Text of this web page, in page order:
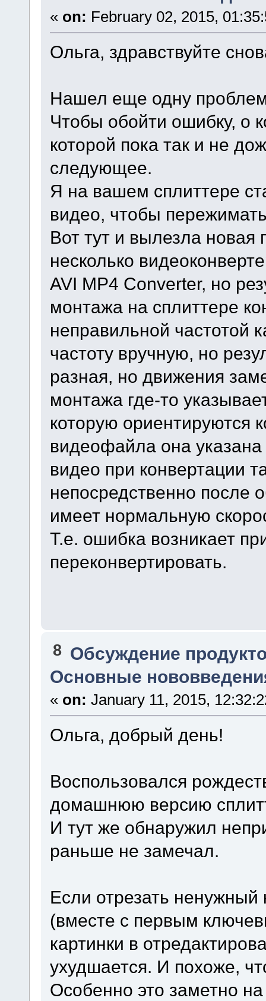
« on: February 02, 2015,
Ольга, здравствуйте
Нашел еще одну
Чтобы обойти ошибку, о
которой пока так и не
следующее.
Я на вашем сплиттере
видео, чтобы
Вот тут и вылезла
несколько
AVI MP4 Converter, но
монтажа на сплиттере
неправильной частотой
частоту вручную, но
разная, но движения
монтажа где-то
которую ориентируются
видеофайла она
видео при конвертации
непосредственно после
имеет нормальную
Т.е. ошибка возникает
переконвертировать.
8 Обсуждение
Основные
« on: January 11, 2015,
Ольга, добрый день!
Воспользовался
домашнюю версию
И тут же обнаружил
раньше не замечал.
Если отрезать
(вместе с первым
картинки в
ухудшается. И похоже,
Особенно это заметно